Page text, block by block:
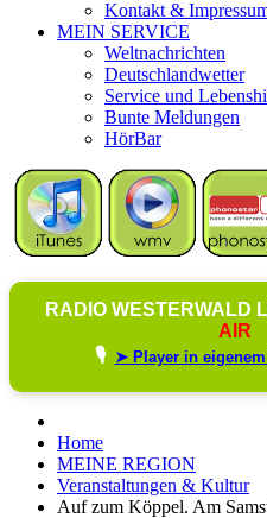
Kontakt &
MEIN SERVICE
Weltnachrichten
Deutschlandwetter
Service und
Bunte Meldungen
HörBar
RADIO WESTERWALD
AIR
🎙️ ➤ Player in
Home
MEINE REGION
Veranstaltungen & Kultur
Auf zum Köppel. Am